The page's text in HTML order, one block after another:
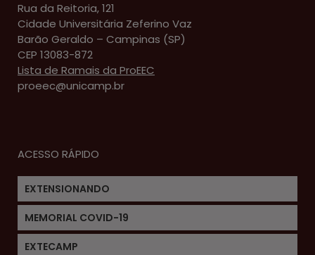
Rua da Reitoria, 121
Cidade Universitária Zeferino Vaz
Barão Geraldo – Campinas (SP)
CEP 13083-872
Lista de Ramais da ProEEC
proeec@unicamp.br
ACESSO RÁPIDO
EXTENSIONANDO
MEMORIAL COVID-19
EXTECAMP